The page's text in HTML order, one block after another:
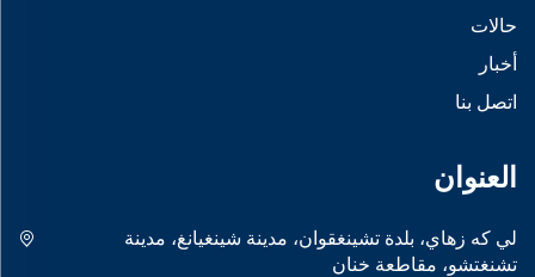
حالات
أخبار
اتصل بنا
العنوان
لي كه زهاي، بلدة تشينغقوان، مدينة شينغيانغ، مدينة
تشنغتشو، مقاطعة خنان